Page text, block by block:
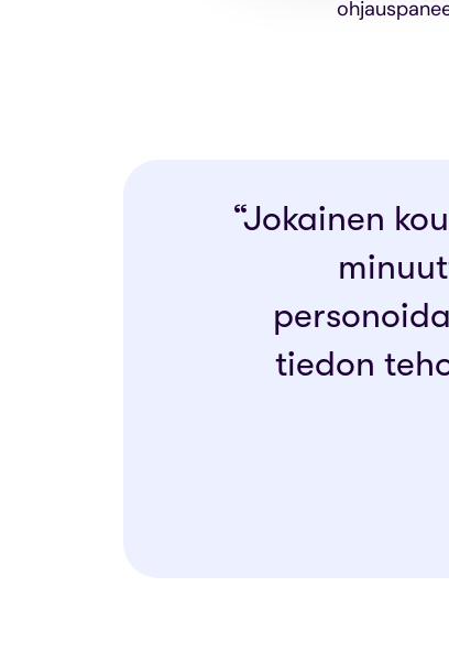
“Jokainen
tiedon